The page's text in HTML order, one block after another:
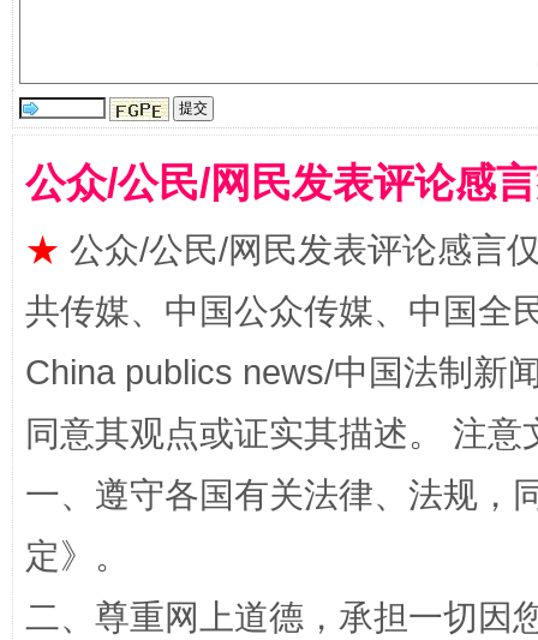
揭批美国五大"原罪" "炒
解纷+调解+退费，一次搞定
公众/公民/网民发表评论感
★ 公众/公民/网民发表评论感言
共传媒、中国公众传媒、中国全
China publics news/中国法制新
同意其观点或证实其描述。 注
一、遵守各国有关法律、法规，
定》。
二、尊重网上道德，承担一切因